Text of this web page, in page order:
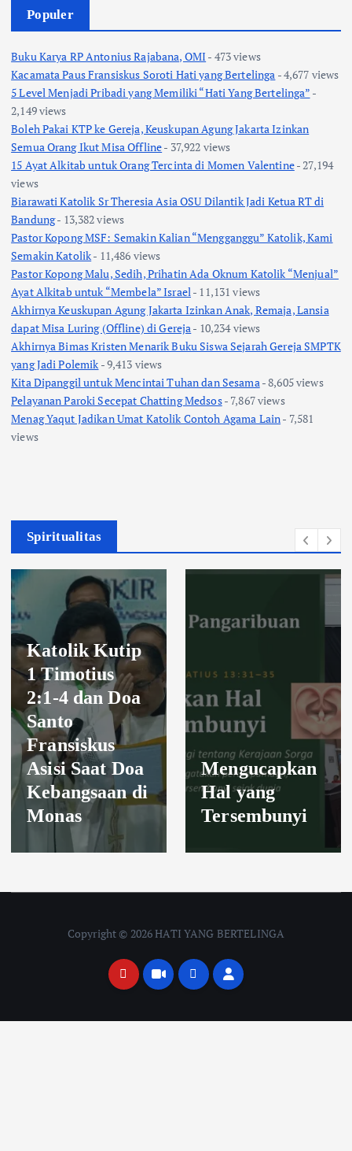
Populer
Buku Karya RP Antonius Rajabana, OMI- 473 views
Kacamata Paus Fransiskus Soroti Hati yang Bertelinga - 4,677 views
5 Level Menjadi Pribadi yang Memiliki “Hati Yang Bertelinga” -
2,149 views
Boleh Pakai KTP ke Gereja, Keuskupan Agung Jakarta Izinkan
Semua Orang Ikut Misa Offline- 37,922 views
15 Ayat Alkitab untuk Orang Tercinta di Momen Valentine- 27,194
views
Biarawati Katolik Sr Theresia Asia OSU Dilantik Jadi Ketua RT di
Bandung- 13,382 views
Pastor Kopong MSF: Semakin Kalian “Mengganggu” Katolik, Kami
Semakin Katolik- 11,486 views
Pastor Kopong Malu, Sedih, Prihatin Ada Oknum Katolik “Menjual”
Ayat Alkitab untuk “Membela” Israel- 11,131 views
Akhirnya Keuskupan Agung Jakarta Izinkan Anak, Remaja, Lansia
dapat Misa Luring (Offline) di Gereja- 10,234 views
Akhirnya Bimas Kristen Menarik Buku Siswa Sejarah Gereja SMPTK
yang Jadi Polemik - 9,413 views
Kita Dipanggil untuk Mencintai Tuhan dan Sesama- 8,605 views
Pelayanan Paroki Secepat Chatting Medsos- 7,867 views
Menag Yaqut Jadikan Umat Katolik Contoh Agama Lain- 7,581
views
Spiritualitas
Katolik Kutip
1 Timotius
2:1-4 dan Doa
Santo
Fransiskus
Asisi Saat Doa
Kebangsaan di
Monas
Mengucapkan
Hal yang
Tersembunyi
Copyright © 2026 HATI YANG BERTELINGA